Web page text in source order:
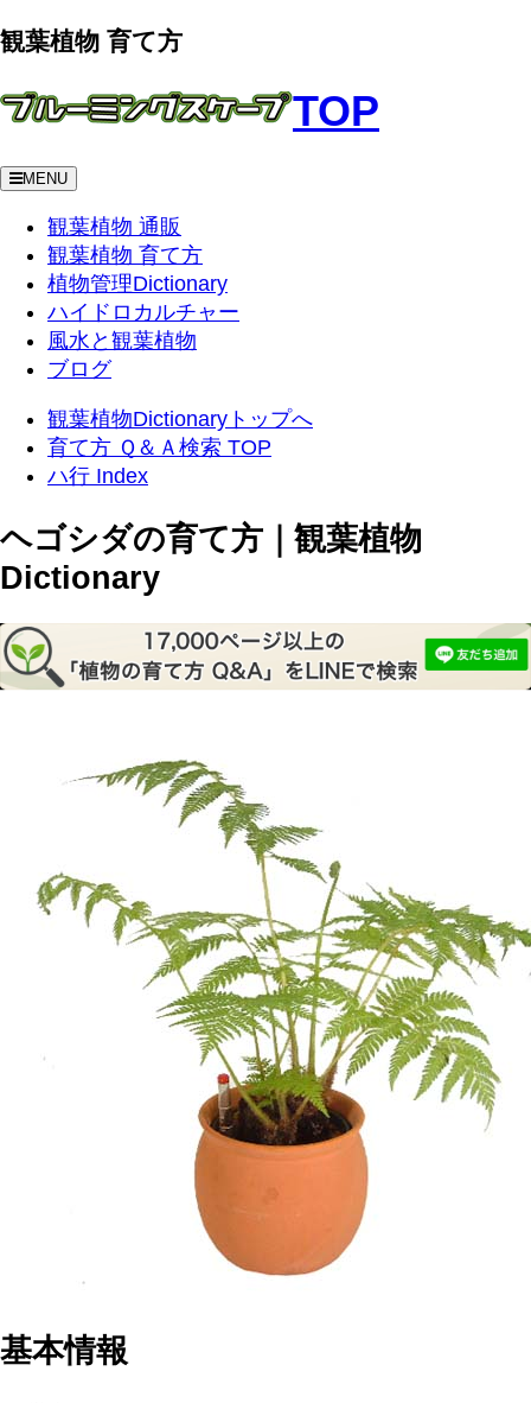
観葉植物 育て方
TOP
MENU
観葉植物 通販
観葉植物 育て方
植物管理Dictionary
ハイドロカルチャー
風水と観葉植物
ブログ
観葉植物Dictionaryトップへ
育て方 Ｑ＆Ａ検索 TOP
ハ行 Index
ヘゴシダの育て方｜観葉植物
Dictionary
基本情報